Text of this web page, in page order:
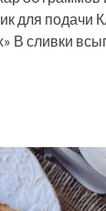
для подачи
В сливки